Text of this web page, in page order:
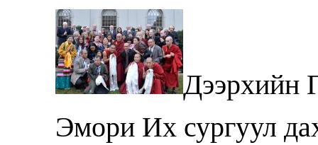
Дээрхийн
Эмори Их сургуул